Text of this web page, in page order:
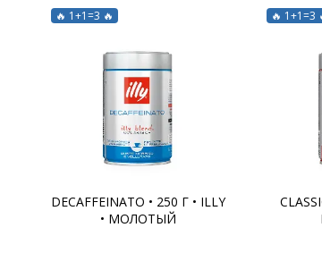
🔥 1+1=3 🔥
DECAFFEINATO • 250 Г • ILLY
• МОЛОТЫЙ
🔥 1+1=3